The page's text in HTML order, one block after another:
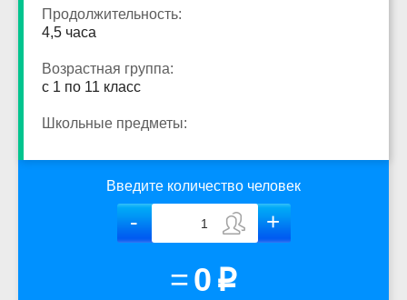
Продолжительность:
4,5 часа
Возрастная группа:
с 1 по 11 класс
Школьные предметы:
Введите количество человек
=0 p